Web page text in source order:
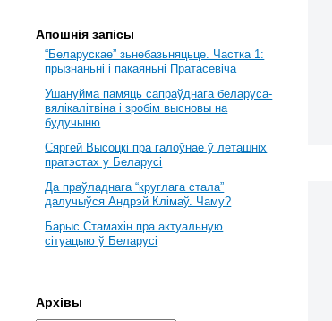
Апошнія запісы
“Беларускае” зьнебазьняцьце. Частка 1:
прызнаньні і пакаяньні Пратасевіча
Ушануйма памяць сапраўднага беларуса-
вялікалітвіна і зробім высновы на
будучыню
Сяргей Высоцкі пра галоўнае ў леташніх
пратэстах у Беларусі
Да праўладнага “круглага стала”
далучыўся Андрэй Клімаў. Чаму?
Барыс Стамахін пра актуальную
сітуацыю ў Беларусі
Архівы